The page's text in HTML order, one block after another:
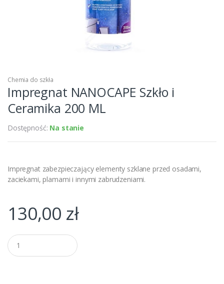
Chemia do szkła
Impregnat NANOCAPE Szkło i
Ceramika 200 ML
Dostępność: Na stanie
Impregnat zabezpieczający elementy szklane przed osadami,
zaciekami, plamami i innymi zabrudzeniami.
130,00 zł
Q
u
a